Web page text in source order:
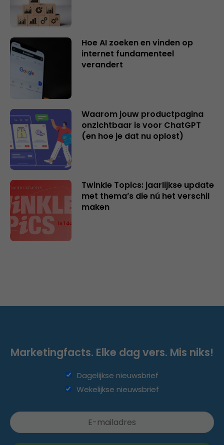
Hoe AI zoeken en vinden op
internet fundamenteel
verandert
Waarom jouw productpagina
onzichtbaar is voor ChatGPT
(en hoe je dat nu oplost)
Twinkle Topics: jaarlijkse update
met thema’s die nú het verschil
maken
Marketingfacts. Elke dag vers. Mis niks!
Dagelijkse nieuwsbrief
Wekelijkse nieuwsbrief